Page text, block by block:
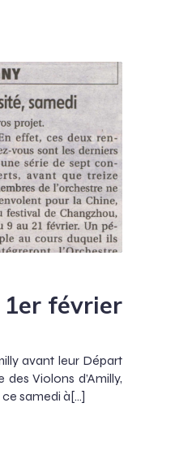
février
avant leur Départ
Violons d’Amilly,
samedi à[…]